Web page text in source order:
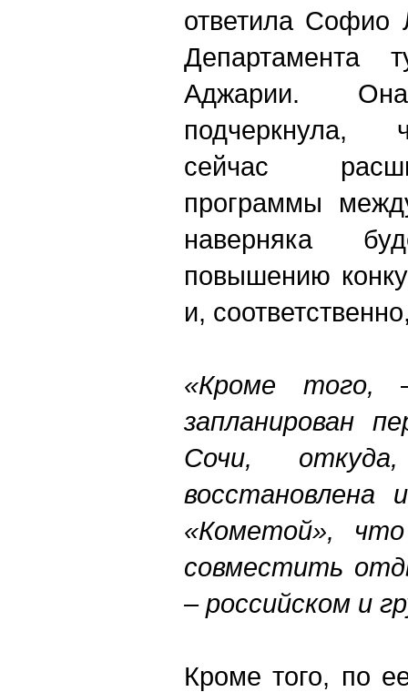
ответила Софио
Департамента
Аджарии.
подчеркнула,
сейчас
программы
наверняка
повышению
и,
«Кроме того,
запланирован
Сочи,
восстановлена
«Кометой»,
совместить
– российском и
Кроме того, по